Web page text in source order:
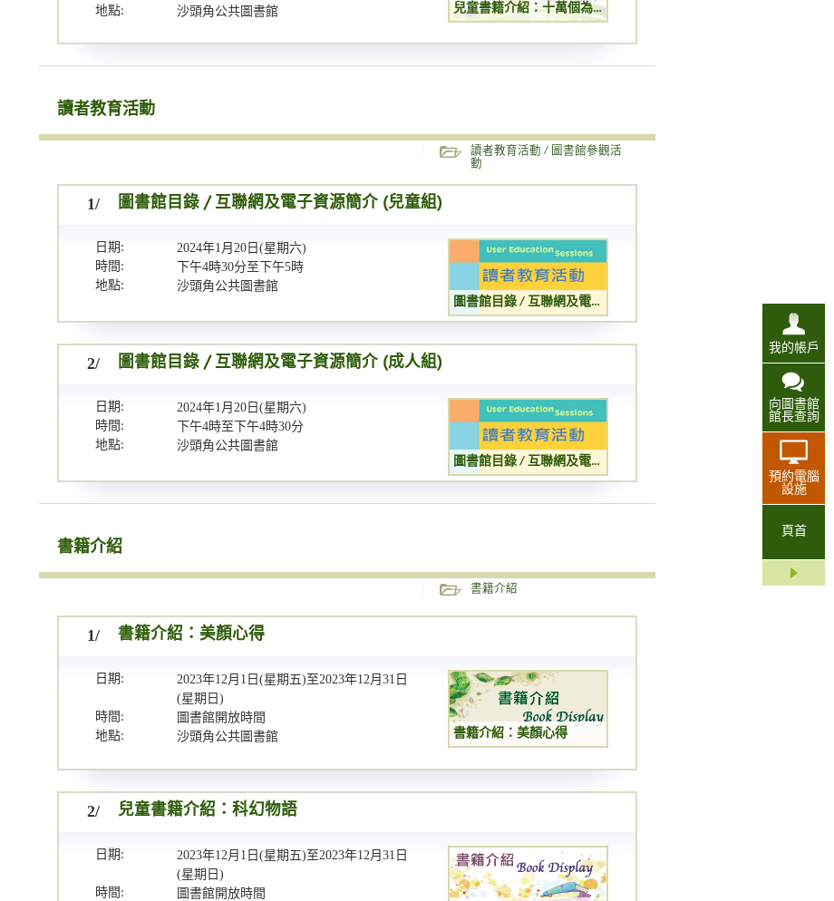
我的帳戶
向圖書館
館長查詢
預約電腦
設施
頁首
地點:
沙頭角公共圖書館 兒童書籍介紹：十萬個為什麼
讀者教育活動
讀者教育活動 / 圖書館參觀活
動
1/ 圖書館目錄 / 互聯網及電子資源簡介 (兒童組)
日期:
2024年1月20日(星期六)
時間:
下午4時30分至下午5時
地點:
沙頭角公共圖書館
圖書館目錄 / 互聯網及電子資源簡介 (兒童組)
2/ 圖書館目錄 / 互聯網及電子資源簡介 (成人組)
日期:
2024年1月20日(星期六)
時間:
下午4時至下午4時30分
地點:
沙頭角公共圖書館
圖書館目錄 / 互聯網及電子資源簡介 (成人組)
書籍介紹
書籍介紹
1/ 書籍介紹：美顏心得
日期:
2023年12月1日(星期五)至2023年12月31日
(星期日)
時間:
圖書館開放時間
地點:
沙頭角公共圖書館 書籍介紹：美顏心得
2/ 兒童書籍介紹：科幻物語
日期:
2023年12月1日(星期五)至2023年12月31日
(星期日)
時間:
圖書館開放時間